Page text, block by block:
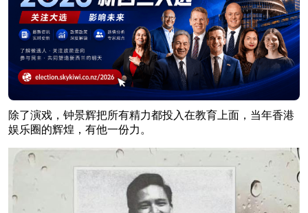
除了演戏，钟景辉把所有精力都投入在教育上面，当年香港
娱乐圈的辉煌，有他一份力。